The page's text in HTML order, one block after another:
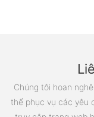
Chúng tôi hoan
thể phục vụ các yêu